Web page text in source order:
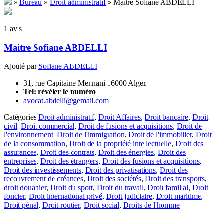
» Bureau » Droit administratif » Maitre Sofiane ABDELLI
1 avis
Maitre Sofiane ABDELLI
Ajouté par Sofiane ABDELLI
31, rue Capitaine Mennani 16000 Alger.
Tel: révéler le numéro
avocat.abdelli@gemail.com
Catégories Droit administratif, Droit Affaires, Droit bancaire, Droit
civil, Droit commercial, Droit de fusions et acquisitions, Droit de
l'environnement, Droit de l'immigration, Droit de l'immobilier, Droit
de la consommation, Droit de la propriété intellectuelle, Droit des
assurances, Droit des contrats, Droit des énergies, Droit des
entreprises, Droit des étrangers, Droit des fusions et acquisitions,
Droit des investissements, Droit des privatisations, Droit des
recouvrement de créances, Droit des sociétés, Droit des transports,
droit douanier, Droit du sport, Droit du travail, Droit familial, Droit
foncier, Droit international privé, Droit judiciaire, Droit maritime,
Droit pénal, Droit routier, Droit social, Droits de l'homme